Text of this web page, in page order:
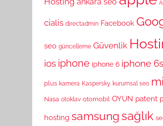
cialis directadmin Facebook
seo güncelleme Güvenlik
ios iphone iphone 6 iphone 6s
plus kamera Kaspersky kurumsal seo
Nasa otoklav otomobil OYUN patent
hosting samsung sağlık